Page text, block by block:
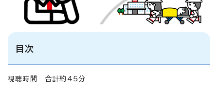
目次
視聴時間 合計約45分